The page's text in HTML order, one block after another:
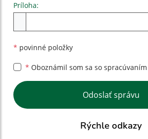
Príloha:
* povinné položky
* Oboznámil som sa so
Google reCaptcha Response
Odoslať správu
Rýchle odkazy